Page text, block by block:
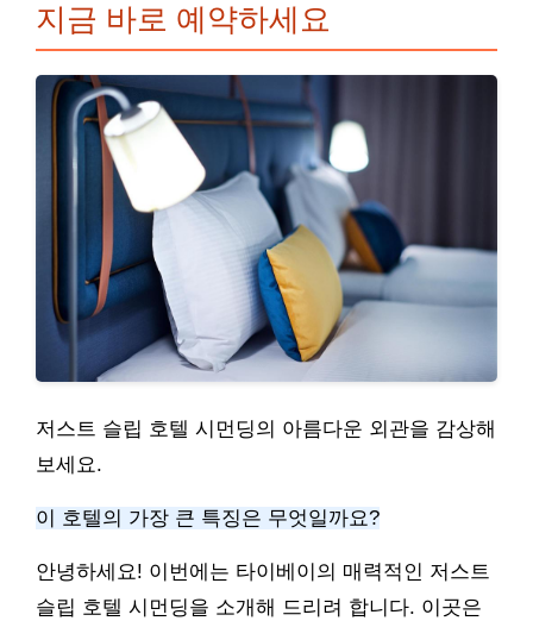
지금 바로 예약하세요
저스트 슬립 호텔 시먼딩의 아름다운 외관을 감상해
보세요.
이 호텔의 가장 큰 특징은 무엇일까요?
안녕하세요! 이번에는 타이베이의 매력적인 저스트
슬립 호텔 시먼딩을 소개해 드리려 합니다. 이곳은